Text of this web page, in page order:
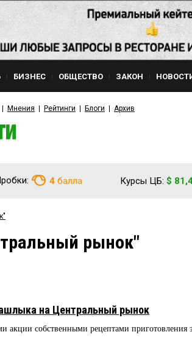
БИЗНЕС ОБЩЕСТВО ЗАКОН
Мнения Рейтинги Блоги Архив
4 балла Курсы ЦБ: $
рынок"
на Центральный рынок
акции собственными рецептами приготовления